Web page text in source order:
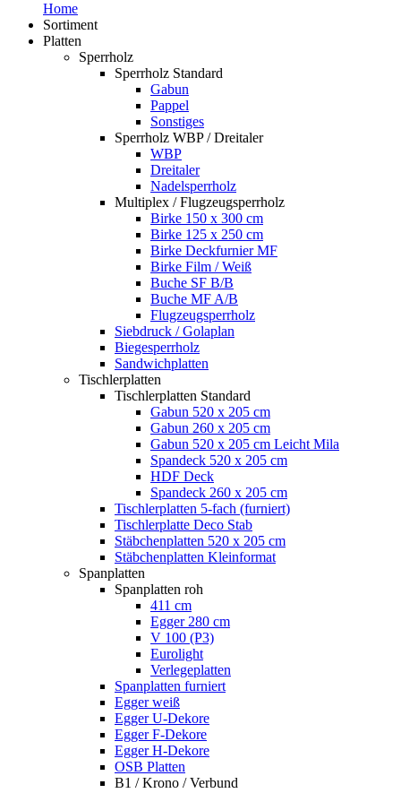
Home
Sortiment
Platten
Sperrholz
Sperrholz Standard
Gabun
Pappel
Sonstiges
Sperrholz WBP / Dreitaler
WBP
Dreitaler
Nadelsperrholz
Multiplex / Flugzeugsperrholz
Birke 150 x 300 cm
Birke 125 x 250 cm
Birke Deckfurnier MF
Birke Film / Weiß
Buche SF B/B
Buche MF A/B
Flugzeugsperrholz
Siebdruck / Golaplan
Biegesperrholz
Sandwichplatten
Tischlerplatten
Tischlerplatten Standard
Gabun 520 x 205 cm
Gabun 260 x 205 cm
Gabun 520 x 205 cm Leicht Mila
Spandeck 520 x 205 cm
HDF Deck
Spandeck 260 x 205 cm
Tischlerplatten 5-fach (furniert)
Tischlerplatte Deco Stab
Stäbchenplatten 520 x 205 cm
Stäbchenplatten Kleinformat
Spanplatten
Spanplatten roh
411 cm
Egger 280 cm
V 100 (P3)
Eurolight
Verlegeplatten
Spanplatten furniert
Egger weiß
Egger U-Dekore
Egger F-Dekore
Egger H-Dekore
OSB Platten
B1 / Krono / Verbund